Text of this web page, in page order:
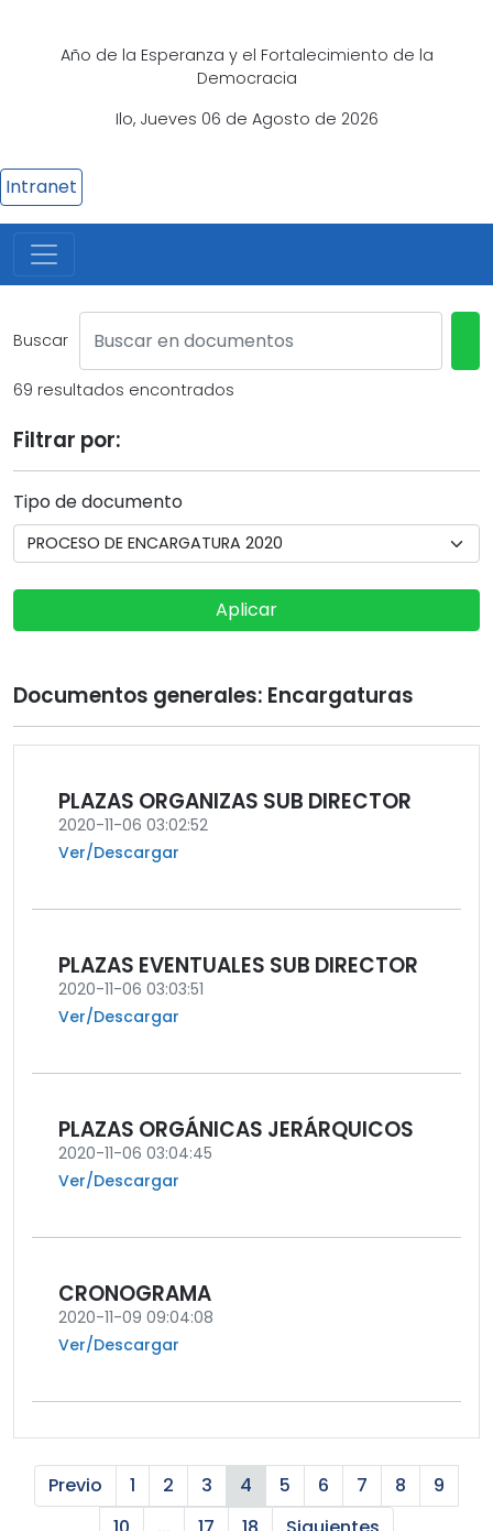
Año de la Esperanza y el Fortalecimiento de la
Democracia
Ilo, Jueves 06 de Agosto de 2026
Intranet
Buscar
69 resultados encontrados
Filtrar por:
Tipo de documento
Aplicar
Documentos generales: Encargaturas
PLAZAS ORGANIZAS SUB DIRECTOR
2020-11-06 03:02:52
Ver/Descargar
PLAZAS EVENTUALES SUB DIRECTOR
2020-11-06 03:03:51
Ver/Descargar
PLAZAS ORGÁNICAS JERÁRQUICOS
2020-11-06 03:04:45
Ver/Descargar
CRONOGRAMA
2020-11-09 09:04:08
Ver/Descargar
Previo 1 2 3 4 5 6 7 8
9